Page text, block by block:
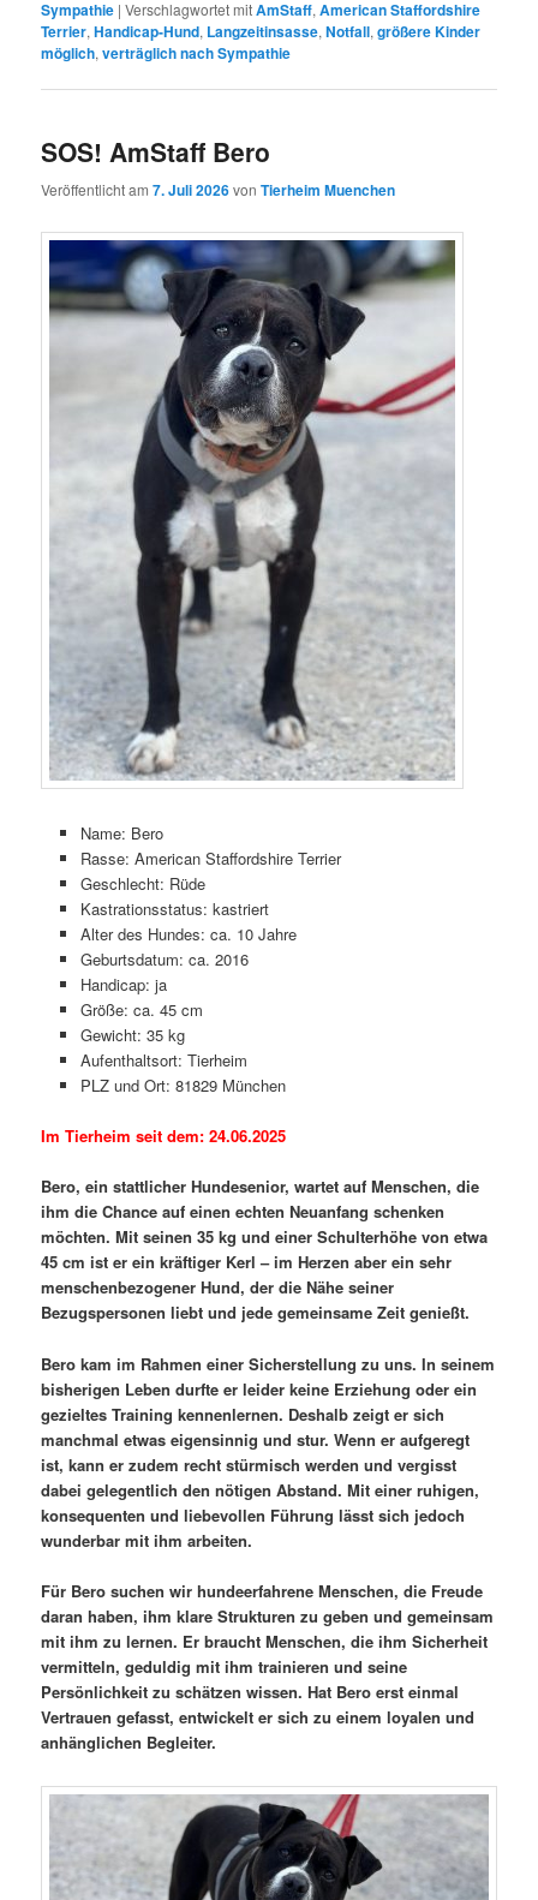
Sympathie |Verschlagwortet mitAmStaff,American Staffordshire
Terrier,Handicap-Hund, Langzeitinsasse,Notfall,größere Kinder
möglich,verträglich nach Sympathie
SOS! AmStaff Bero
Veröffentlicht am7. Juli 2026vonTierheim Muenchen
Name: Bero
Rasse: American Staffordshire Terrier
Geschlecht: Rüde
Kastrationsstatus: kastriert
Alter des Hundes: ca. 10 Jahre
Geburtsdatum: ca. 2016
Handicap: ja
Größe: ca. 45 cm
Gewicht: 35 kg
Aufenthaltsort: Tierheim
PLZ und Ort: 81829 München
Im Tierheim seit dem: 24.06.2025
Bero, ein stattlicher Hundesenior, wartet auf Menschen, die
ihm die Chance auf einen echten Neuanfang schenken
möchten. Mit seinen 35 kg und einer Schulterhöhe von etwa
45 cm ist er ein kräftiger Kerl – im Herzen aber ein sehr
menschenbezogener Hund, der die Nähe seiner
Bezugspersonen liebt und jede gemeinsame Zeit genießt.
Bero kam im Rahmen einer Sicherstellung zu uns. In seinem
bisherigen Leben durfte er leider keine Erziehung oder ein
gezieltes Training kennenlernen. Deshalb zeigt er sich
manchmal etwas eigensinnig und stur. Wenn er aufgeregt
ist, kann er zudem recht stürmisch werden und vergisst
dabei gelegentlich den nötigen Abstand. Mit einer ruhigen,
konsequenten und liebevollen Führung lässt sich jedoch
wunderbar mit ihm arbeiten.
Für Bero suchen wir hundeerfahrene Menschen, die Freude
daran haben, ihm klare Strukturen zu geben und gemeinsam
mit ihm zu lernen. Er braucht Menschen, die ihm Sicherheit
vermitteln, geduldig mit ihm trainieren und seine
Persönlichkeit zu schätzen wissen. Hat Bero erst einmal
Vertrauen gefasst, entwickelt er sich zu einem loyalen und
anhänglichen Begleiter.